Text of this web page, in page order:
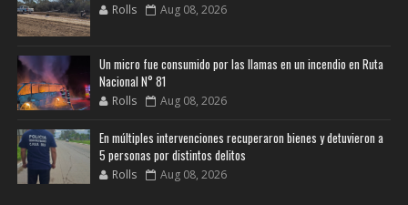
Rolls Aug 08, 2026
Un micro fue consumido por las llamas en un incendio en Ruta
Nacional N° 81
Rolls Aug 08, 2026
En múltiples intervenciones recuperaron bienes y detuvieron a
5 personas por distintos delitos
Rolls Aug 08, 2026